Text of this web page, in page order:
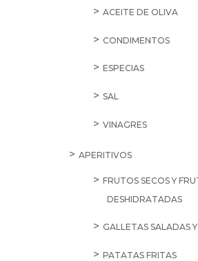
ACEITE DE OLIVA
CONDIMENTOS
ESPECIAS
SAL
VINAGRES
APERITIVOS
FRUTOS SECOS Y
DESHIDRATADAS
GALLETAS SALADAS
PATATAS FRITAS